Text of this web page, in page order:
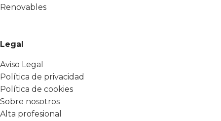
Renovables
Legal
Aviso Legal
Política de privacidad
Política de cookies
Sobre nosotros
Alta profesional